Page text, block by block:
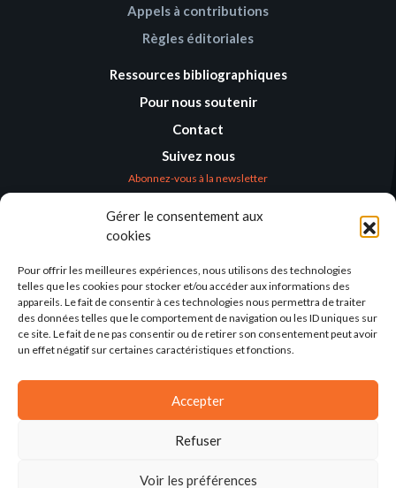
Gérer le consentement aux
cookies
Pour offrir les meilleures expériences, nous utilisons des technologies
telles que les cookies pour stocker et/ou accéder aux informations des
appareils. Le fait de consentir à ces technologies nous permettra de traiter
des données telles que le comportement de navigation ou les ID uniques sur
ce site. Le fait de ne pas consentir ou de retirer son consentement peut avoir
un effet négatif sur certaines caractéristiques et fonctions.
Accepter
Refuser
Voir les préférences
Appels à contributions
Règles éditoriales
Ressources bibliographiques
Pour nous soutenir
Contact
Suivez nous
Abonnez-vous à la newsletter
Humanitaires –
Humanitarian
Alternatives
138 avenue des Frères
Lumière – CS 88379
69371 Lyon Cedex 08
2025©ALTERNATIVES-HUMANITAIRES